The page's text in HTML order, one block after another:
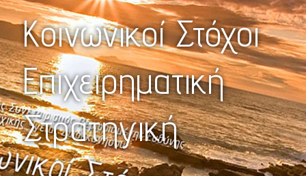
Κοινωνικοί Στόχοι
Επιχειρηματική
Στρατηγική